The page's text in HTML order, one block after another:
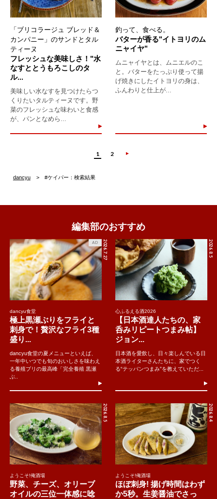
「ブリコラージュ ブレッド＆
カンパニー」のサンドとタル
ティーヌ
フレッシュな美味しさ！"水
なすととうもろこしのタ
ル...
美味しい水なすを見つけたらつ
くりたいタルティーヌです。野
菜のフレッシュな味わいと食感
が、パンとなめら...
釣って、食べる。
バターが香る"イトヨリのム
ニャイヤ"
ムニャイヤとは、ムニエルのこ
と。バターをたっぷり使って揚
げ焼きにしたイトヨリの身は、
ふんわりと仕上が...
1 2
dancyu #ケイパー：検索結果
編集部のおすすめ
2026.7.27
AD
dancyu食堂
極上黒瀬ぶりをフライと
刺身で！贅沢なフライ3種
盛り...
dancyu食堂の夏メニューといえば、
一年中いつでも旬のおいしさを味わえ
る養殖ブリの最高峰「完全養殖 黒瀬
ぶ..
2026.8.5
心ふるえる酒2026
【日本酒達人たちの、家
呑みリピートつまみ帖】
ジョン...
日本酒を愛飲し、日々楽しんでいる日
本酒ライターさんたちに、家でつく
る“テッパンつまみ”を教えていただ...
2026.8.5
ようこそ!俺酒場
野菜、チーズ、オリーブ
オイルの三位一体感に唸
2026.8.4
ようこそ!俺酒場
ほぼ刺身! 揚げ時間はわず
か5秒。生姜醤油でさっ